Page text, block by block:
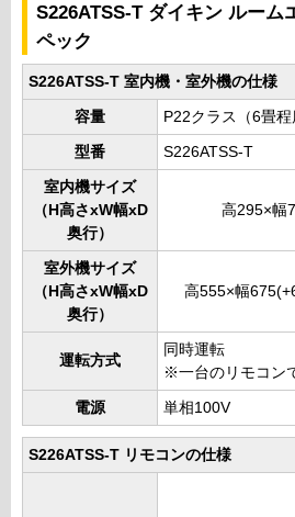
S226ATSS-T ダイキン ルーム
ペック
S226ATSS-T 室内機・室外機の仕様
容量 P22クラス（6畳程
型番 S226ATSS-T
室内機サイズ
（H高さxW幅xD
奥行）
高295×幅
室外機サイズ
（H高さxW幅xD
奥行）
高555×幅
運転方式
同時運転
※一台のリモコン
電源 単相100V
S226ATSS-T リモコンの仕様